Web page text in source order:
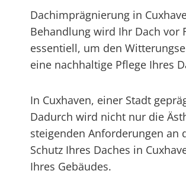
Dachimprägnierung in
Behandlung wird Ihr Dach vor
essentiell, um den
eine nachhaltige Pflege Ihres
In Cuxhaven, einer Stadt
Dadurch wird nicht nur die
steigenden Anforderungen an
Schutz Ihres Daches in
Ihres Gebäudes.